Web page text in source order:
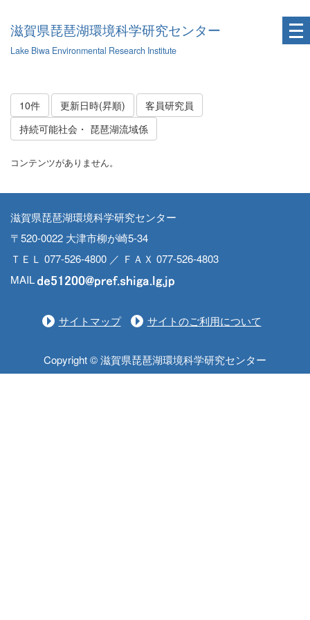
滋賀県琵琶湖環境科学研究センター
Lake Biwa Environmental Research Institute
10件 更新日時(昇順)
客員研究員
持続可能社会・ 琵琶湖流域係
コンテンツがありません。
滋賀県琵琶湖環境科学研究センター
〒520-0022 大津市柳が崎5-34
ＴＥＬ 077-526-4800 ／ ＦＡＸ 077-526-4803
MAIL
サイトマップ サイトのご利用について
Copyright © 滋賀県琵琶湖環境科学研究センター